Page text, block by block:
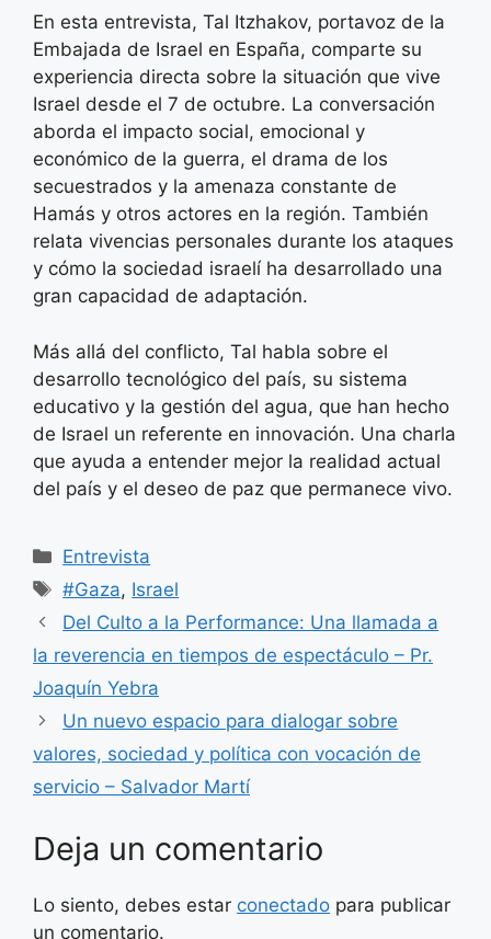
En esta entrevista, Tal Itzhakov, portavoz de la
Embajada de Israel en España, comparte su
experiencia directa sobre la situación que vive
Israel desde el 7 de octubre. La conversación
aborda el impacto social, emocional y
económico de la guerra, el drama de los
secuestrados y la amenaza constante de
Hamás y otros actores en la región. También
relata vivencias personales durante los ataques
y cómo la sociedad israelí ha desarrollado una
gran capacidad de adaptación.
Más allá del conflicto, Tal habla sobre el
desarrollo tecnológico del país, su sistema
educativo y la gestión del agua, que han hecho
de Israel un referente en innovación. Una charla
que ayuda a entender mejor la realidad actual
del país y el deseo de paz que permanece vivo.
Categorías
Entrevista
Etiquetas
#Gaza, Israel
Del Culto a la Performance: Una llamada a
la reverencia en tiempos de espectáculo – Pr.
Joaquín Yebra
Un nuevo espacio para dialogar sobre
valores, sociedad y política con vocación de
servicio – Salvador Martí
Deja un comentario
Lo siento, debes estar conectado para publicar
un comentario.